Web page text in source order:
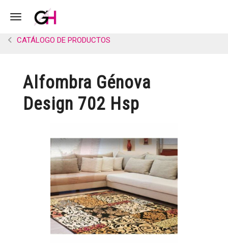
Toggle navigation
CATÁLOGO DE PRODUCTOS
Alfombra Génova
Design 702 Hsp